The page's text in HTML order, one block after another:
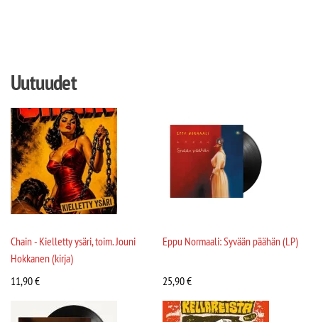
Uutuudet
Chain - Kielletty ysäri, toim. Jouni
Hokkanen (kirja)
11,90€
Eppu Normaali: Syvään päähän (LP)
25,90€